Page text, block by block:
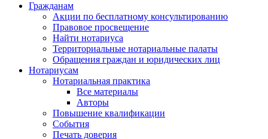
Гражданам
Акции по бесплатному консультированию
Правовое просвещение
Найти нотариуса
Территориальные нотариальные палаты
Обращения граждан и юридических лиц
Нотариусам
Нотариальная практика
Все материалы
Авторы
Повышение квалификации
События
Печать доверия